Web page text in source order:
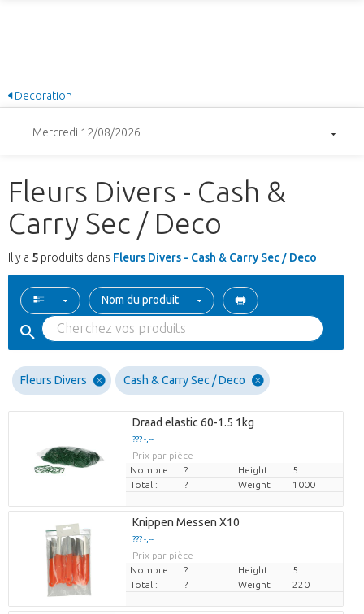
Decoration
Mercredi 12/08/2026
Fleurs Divers - Cash &
Carry Sec / Deco
Il y a 5 produits dans Fleurs Divers - Cash & Carry Sec / Deco
Nom du produit
Fleurs Divers Cash & Carry Sec / Deco
Draad elastic 60-1.5 1kg
??? -,--
Prix par pièce
Nombre
? Height
5
Total :
? Weight 1000
Knippen Messen X10
??? -,--
Prix par pièce
Nombre
? Height
5
Total :
? Weight 220